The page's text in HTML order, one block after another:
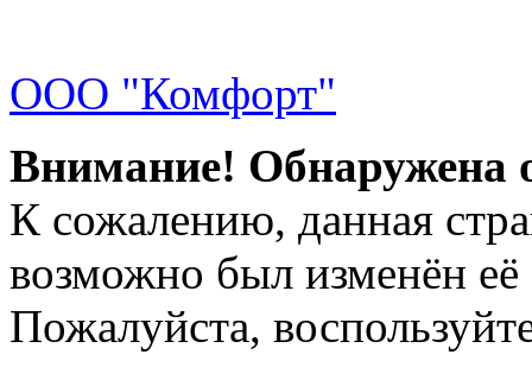
ООО "Комфорт"
Внимание! Обнаружена
К сожалению, данная
возможно был изменён её
Пожалуйста,